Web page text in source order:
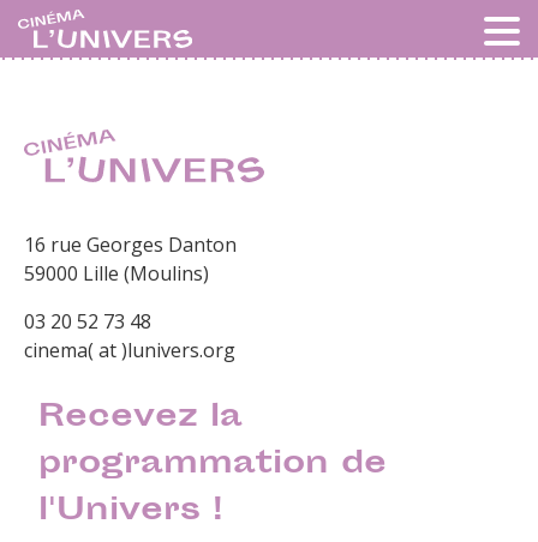
16 rue Georges Danton
59000 Lille (Moulins)
03 20 52 73 48
cinema( at )lunivers.org
Recevez la
programmation de
l'Univers !